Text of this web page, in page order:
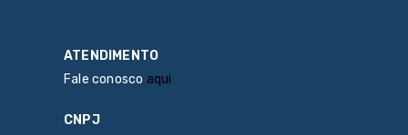
ATENDIMENTO
Fale conosco aqui
CNPJ